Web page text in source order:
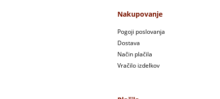
Nakupovanje
Pogoji poslovanja
Dostava
Način plačila
Vračilo izdelkov